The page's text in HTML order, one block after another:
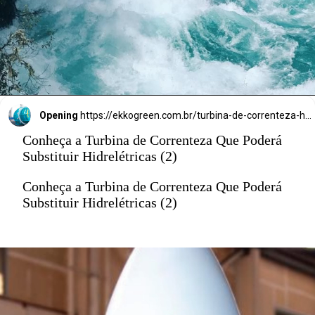
Opening
Conheça a Turbina de Correnteza Que Poderá
Substituir Hidrelétricas (2)
Conheça a Turbina de Correnteza Que Poderá
Substituir Hidrelétricas (2)